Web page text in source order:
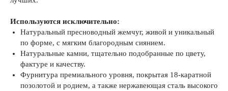
Используются исключительно:
Натуральный пресноводный жемчуг, живой и уникальный
по форме, с мягким благородным сиянием.
Натуральные камни, тщательно подобранные по цвету,
фактуре и качеству.
Фурнитура премиального уровня, покрытая 18-каратной
позолотой и родием, а также нержавеющая сталь высокого